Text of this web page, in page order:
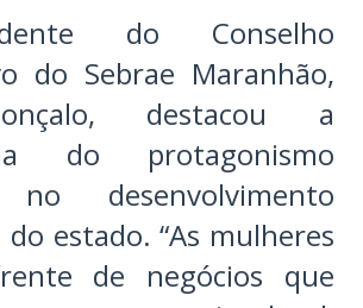
do Conselho
do Sebrae Maranhão,
destacou a
do protagonismo
desenvolvimento
estado. “As mulheres
de negócios que